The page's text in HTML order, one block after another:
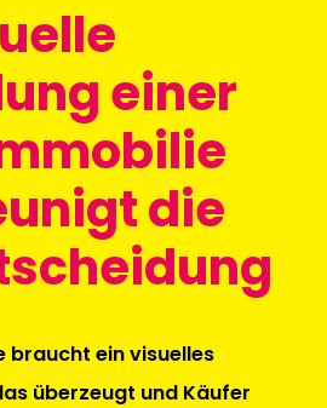
einer
die
braucht ein visuelles
überzeugt und Käufer